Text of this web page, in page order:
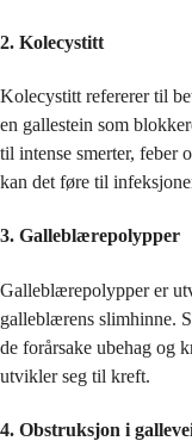
2. Kolecystitt
Kolecystitt refererer til
en gallestein som
til intense smerter, feber
kan det føre til
3. Galleblærepolypper
Galleblærepolypper er
galleblærens slimhinne.
de forårsake ubehag og
utvikler seg til kreft.
4. Obstruksjon i